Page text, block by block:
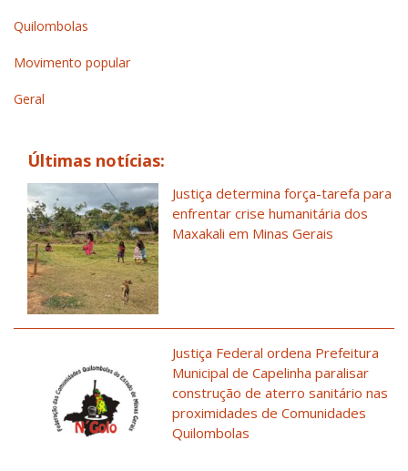
Quilombolas
Movimento popular
Geral
Últimas notícias:
Justiça determina força-tarefa para
enfrentar crise humanitária dos
Maxakali em Minas Gerais
Justiça Federal ordena Prefeitura
Municipal de Capelinha paralisar
construção de aterro sanitário nas
proximidades de Comunidades
Quilombolas